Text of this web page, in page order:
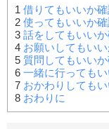
1 借りてもいいか
2 使ってもいいか
3 話をしてもいい
4 お願いしてもい
5 質問してもいい
6 一緒に行っても
7 おかわりしても
8 おわりに